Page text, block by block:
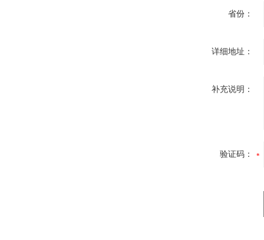
省份：
详细地址：
补充说明：
验证码：